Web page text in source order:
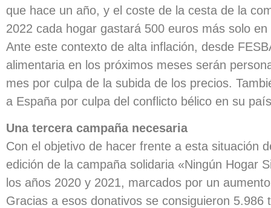
que hace un año, y el coste de la cesta de la
2022 cada hogar gastará 500 euros más solo
Ante este contexto de alta inflación, desde
alimentaria en los próximos meses serán
mes por culpa de la subida de los precios.
a España por culpa del conflicto bélico en su
Una tercera campaña necesaria
Con el objetivo de hacer frente a esta situación
edición de la campaña solidaria «Ningún Hogar
los años 2020 y 2021, marcados por un
Gracias a esos donativos se consiguieron